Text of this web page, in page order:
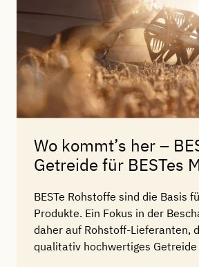
Wo kommt’s her –
Getreide für BESTes
BESTe Rohstoffe sind die Basis
Produkte. Ein Fokus in der
daher auf Rohstoff-Lieferanten,
qualitativ hochwertiges